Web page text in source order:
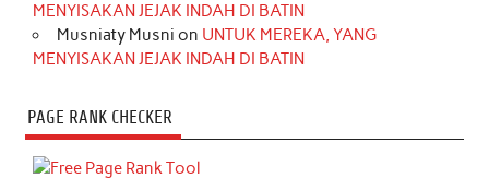
MENYISAKAN JEJAK INDAH DI BATIN
Musniaty Musni on UNTUK MEREKA, YANG
MENYISAKAN JEJAK INDAH DI BATIN
PAGE RANK CHECKER